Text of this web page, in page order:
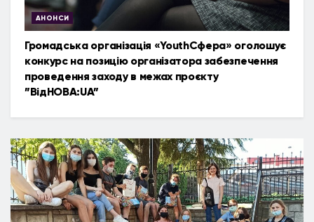
АНОНСИ
Громадська організація «YouthСфера» оголошує
конкурс на позицію організатора забезпечення
проведення заходу в межах проєкту
”ВідНОВА:UA”